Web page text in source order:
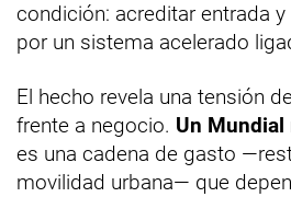
condición: acreditar entrada
por un sistema acelerado
El hecho revela una tensión
frente a negocio. Un
es una cadena de gasto
movilidad urbana— que